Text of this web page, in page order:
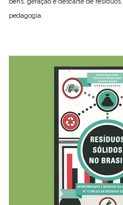
pedagogia.